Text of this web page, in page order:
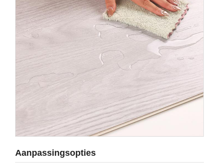
Aanpassingsopties